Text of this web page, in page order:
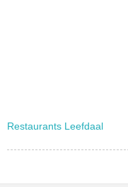
Restaurants Leefdaal